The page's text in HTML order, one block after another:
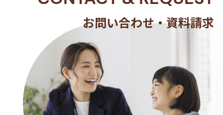
お問い合わせ・資料請求